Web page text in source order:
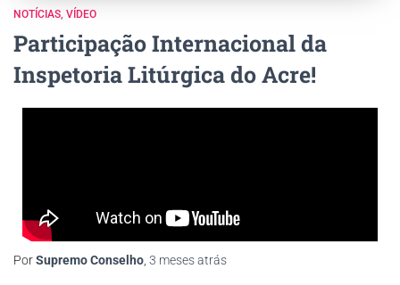
NOTÍCIAS VÍDEO
Participação Internacional da
Inspetoria Litúrgica do Acre!
PorSupremo Conselho, 3 mesesatrás